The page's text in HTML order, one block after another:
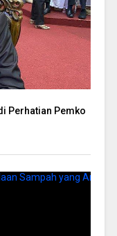
Perhatian Pemko